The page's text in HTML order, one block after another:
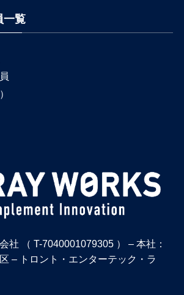
一覧
社 （ T-7040001079305 ） – 本社：
– トロント・エンターテック・ラ